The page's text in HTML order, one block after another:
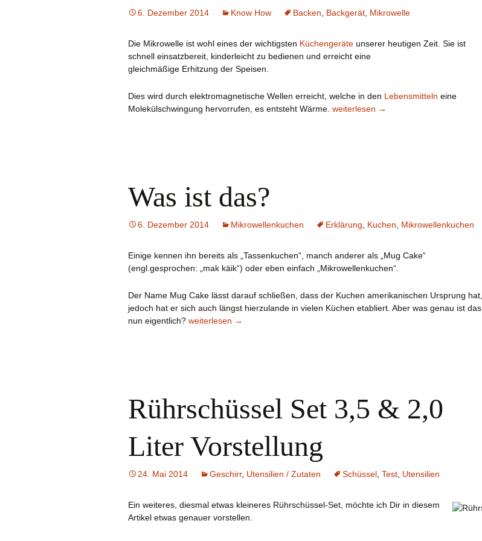
6. Dezember 2014 Know How Backen Backgerät Mikrowelle
Die Mikrowelle ist wohl eines der wichtigsten Küchengeräte unserer heutigen Zeit. Sie ist
schnell einsatzbereit, kinderleicht zu bedienen und erreicht eine
gleichmäßige Erhitzung der Speisen.
Dies wird durch elektromagnetische Wellen erreicht, welche in den Lebensmitteln eine
Molekülschwingung hervorrufen, es entsteht Wärme. Die Mikrowelle
weiterlesen →
Was ist das?
6. Dezember 2014 Mikrowellenkuchen Erklärung Kuchen Mikrowellenkuchen
Einige kennen ihn bereits als „Tassenkuchen“, manch anderer als „Mug Cake“
(engl.gesprochen: „mak käik“) oder eben einfach „Mikrowellenkuchen“.
Der Name Mug Cake lässt darauf schließen, dass der Kuchen amerikanischen Ursprung hat,
jedoch hat er sich auch längst hierzulande in vielen Küchen etabliert. Aber was genau ist das
nun eigentlich? Was ist das?
weiterlesen →
Rührschüssel Set 3,5 & 2,0
Liter Vorstellung
24. Mai 2014 Geschirr, Utensilien / Zutaten Schüssel Test Utensilien
Ein weiteres, diesmal etwas kleineres Rührschüssel-Set, möchte ich Dir in diesem
Artikel etwas genauer vorstellen.